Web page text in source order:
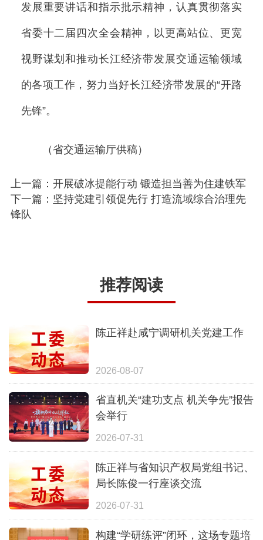
发展重要讲话和指示批示精神，认真贯彻落实
省委十二届四次全会精神，以更高站位、更宽
视野谋划和推动长江经济带发展交通运输领域
的各项工作，努力当好长江经济带发展的“开路
先锋”。
（省交通运输厅供稿）
上一篇：开展破冰提能行动 锻造担当善为住建铁军
下一篇：坚持党建引领促先行 打造流域综合治理先
锋队
推荐阅读
陈正祥赴咸宁调研机关党建工作
2026-08-07
省直机关“建功支点 机关争先”报告
会举行
2026-07-31
陈正祥与省知识产权局党组书记、
局长陈俊一行座谈交流
2026-07-31
构建“学研练评”闭环，这场专题培